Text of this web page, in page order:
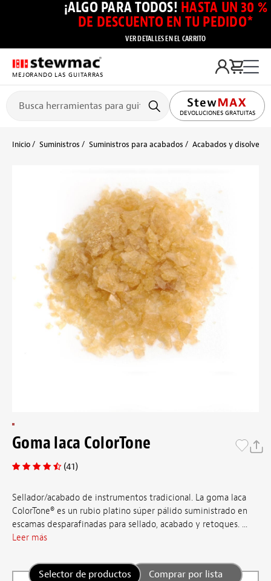
¡ALGO PARA TODOS! HASTA UN 30 %
DE DESCUENTO EN TU PEDIDO*
VER DETALLES EN EL CARRITO
MEJORANDO LAS GUITARRAS
DEVOLUCIONES GRATUITAS
Inicio Suministros Suministros para acabados Acabados y
Goma laca ColorTone
(41)
Sellador/acabado de instrumentos tradicional. La goma laca
ColorTone® es un rubio platino súper pálido suministrado en
escamas desparafinadas para sellado, acabado y retoques. ...
Leer más
Selector de productos Comprar por lista